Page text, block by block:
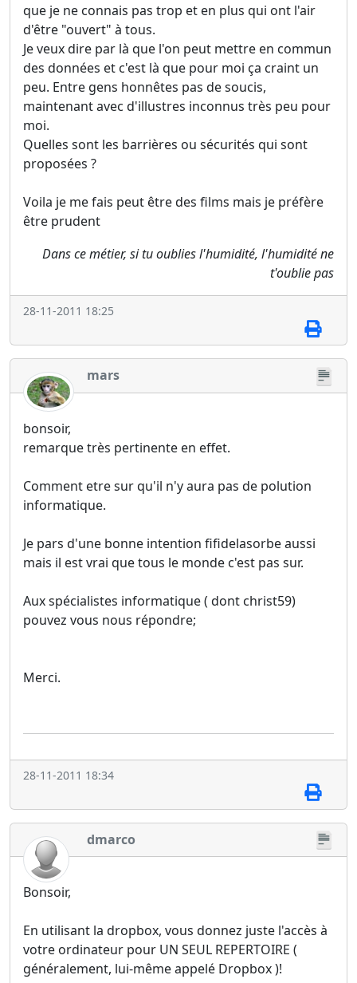
que je ne connais pas trop et en plus qui ont l'air
d'être "ouvert" à tous.
Je veux dire par là que l'on peut mettre en commun
des données et c'est là que pour moi ça craint un
peu. Entre gens honnêtes pas de soucis,
maintenant avec d'illustres inconnus très peu pour
moi.
Quelles sont les barrières ou sécurités qui sont
proposées ?
Voila je me fais peut être des films mais je préfère
être prudent
Dans ce métier, si tu oublies l'humidité, l'humidité ne
t'oublie pas
28-11-2011 18:25
mars
bonsoir,
remarque très pertinente en effet.
Comment etre sur qu'il n'y aura pas de polution
informatique.
Je pars d'une bonne intention fifidelasorbe aussi
mais il est vrai que tous le monde c'est pas sur.
Aux spécialistes informatique ( dont christ59)
pouvez vous nous répondre;
Merci.
28-11-2011 18:34
dmarco
Bonsoir,
En utilisant la dropbox, vous donnez juste l'accès à
votre ordinateur pour UN SEUL REPERTOIRE (
généralement, lui-même appelé Dropbox )!